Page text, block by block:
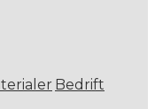
Bedrift